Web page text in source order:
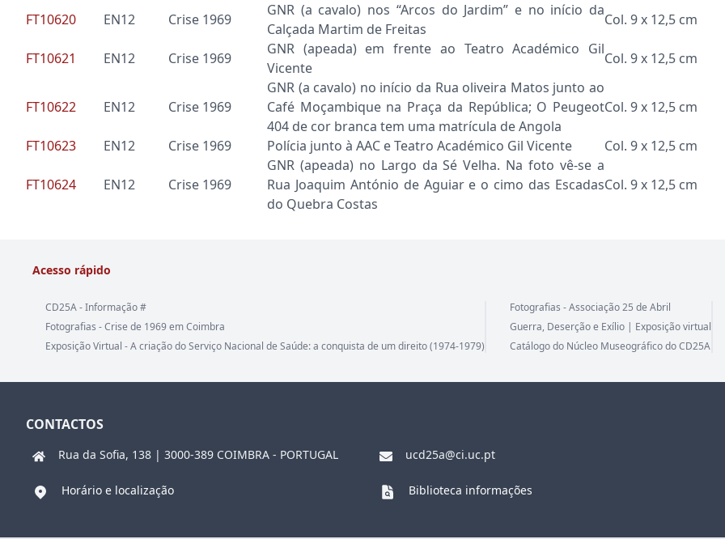
FT10620 EN12 Crise 1969
GNR (a cavalo) nos “Arcos do Jardim” e no início da
Calçada Martim de Freitas
Col. 9 x 12,5 cm
FT10621 EN12 Crise 1969
GNR (apeada) em frente ao Teatro Académico Gil
Vicente
Col. 9 x 12,5 cm
FT10622 EN12 Crise 1969
GNR (a cavalo) no início da Rua oliveira Matos junto ao
Café Moçambique na Praça da República; O Peugeot
404 de cor branca tem uma matrícula de Angola
Col. 9 x 12,5 cm
FT10623 EN12 Crise 1969 Polícia junto à AAC e Teatro Académico Gil Vicente Col. 9 x 12,5 cm
FT10624 EN12 Crise 1969
GNR (apeada) no Largo da Sé Velha. Na foto vê-se a
Rua Joaquim António de Aguiar e o cimo das Escadas
do Quebra Costas
Col. 9 x 12,5 cm
Acesso rápido
CD25A - Informação #
Fotografias - Crise de 1969 em Coimbra
Exposição Virtual - A criação do Serviço Nacional de Saúde: a conquista de um direito (1974-1979)
Fotografias - Associação 25 de Abril
Guerra, Deserção e Exílio | Exposição virtual
Catálogo do Núcleo Museográfico do CD25A
CONTACTOS
Rua da Sofia, 138 | 3000-389 COIMBRA - PORTUGAL ucd25a@ci.uc.pt
Horário e localização Biblioteca informações